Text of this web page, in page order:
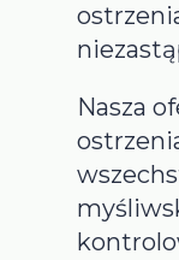
Nasza